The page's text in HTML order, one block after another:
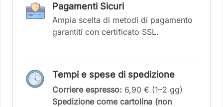
Pagamenti Sicuri
Ampia scelta di metodi di pagamento
garantiti con certificato SSL.
Tempi e spese di spedizione
Corriere espresso: 6,90 € (1–2 gg)
Spedizione come cartolina (non